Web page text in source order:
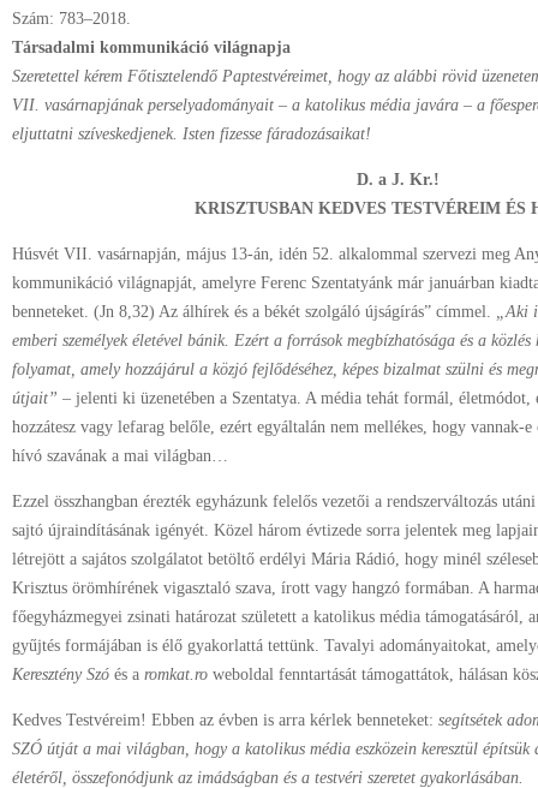
Szám: 783–2018.
Társadalmi kommunikáció világnapja
Szeretettel kérem Főtisztelendő Paptestvéreimet, hogy az alábbi rövid
VII. vasárnapjának perselyadományait – a katolikus média javára – a
eljuttatni szíveskedjenek. Isten fizesse fáradozásaikat!
D. a J. Kr.!
KRISZTUSBAN KEDVES TESTVÉREIM ÉS
Húsvét VII. vasárnapján, május 13-án, idén 52. alkalommal szervezi meg
kommunikáció világnapját, amelyre Ferenc Szentatyánk már januárban
benneteket. (Jn 8,32) Az álhírek és a békét szolgáló újságírás” címmel. „Aki
emberi személyek életével bánik. Ezért a források megbízhatósága és a
folyamat, amely hozzájárul a közjó fejlődéséhez, képes bizalmat szülni és
útjait” – jelenti ki üzenetében a Szentatya. A média tehát formál, életmódot,
hozzátesz vagy lefarag belőle, ezért egyáltalán nem mellékes, hogy vannak-
hívó szavának a mai világban…
Ezzel összhangban érezték egyházunk felelős vezetői a rendszerváltozás
sajtó újraindításának igényét. Közel három évtizede sorra jelentek meg
létrejött a sajátos szolgálatot betöltő erdélyi Mária Rádió, hogy minél
Krisztus örömhírének vigasztaló szava, írott vagy hangzó formában. A
főegyházmegyei zsinati határozat született a katolikus média támogatásáról,
gyűjtés formájában is élő gyakorlattá tettünk. Tavalyi adományaitokat,
Keresztény Szó és a romkat.ro weboldal fenntartását támogattátok, hálásan
Kedves Testvéreim! Ebben az évben is arra kérlek benneteket: segítsétek
SZÓ útját a mai világban, hogy a katolikus média eszközein keresztül építsük
életéről, összefonódjunk az imádságban és a testvéri szeretet gyakorlásában.